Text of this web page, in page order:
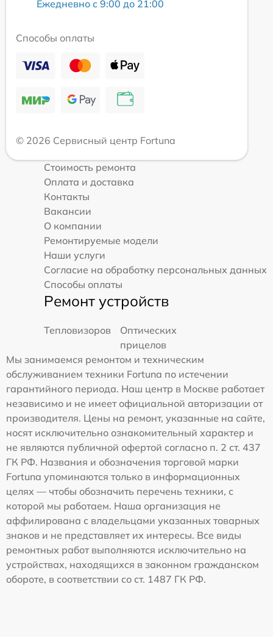
Ежедневно с 9:00 до 21:00
Способы оплаты
© 2026 Сервисный центр Fortuna
Стоимость ремонта
Оплата и доставка
Контакты
Вакансии
О компании
Ремонтируемые модели
Наши услуги
Согласие на обработку персональных данных
Способы оплаты
Ремонт устройств
Тепловизоров
Оптических
прицелов
Мы занимаемся ремонтом и техническим
обслуживанием техники Fortuna по истечении
гарантийного периода. Наш центр в Москве работает
независимо и не имеет официальной авторизации от
производителя. Цены на ремонт, указанные на сайте,
носят исключительно ознакомительный характер и
не являются публичной офертой согласно п. 2 ст. 437
ГК РФ. Названия и обозначения торговой марки
Fortuna упоминаются только в информационных
целях — чтобы обозначить перечень техники, с
которой мы работаем. Наша организация не
аффилирована с владельцами указанных товарных
знаков и не представляет их интересы. Все виды
ремонтных работ выполняются исключительно на
устройствах, находящихся в законном гражданском
обороте, в соответствии со ст. 1487 ГК РФ.